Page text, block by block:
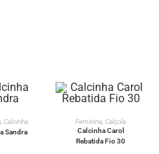
,Calcinha
Sandra
VER OPÇÕES
Feminina ,Calçola
Calcinha Carol
Rebatida Fio 30